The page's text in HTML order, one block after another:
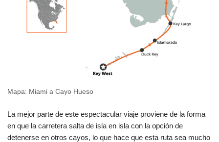
Mapa: Miami a Cayo Hueso
La mejor parte de este espectacular viaje proviene de la forma
en que la carretera salta de isla en isla con la opción de
detenerse en otros cayos, lo que hace que esta ruta sea mucho